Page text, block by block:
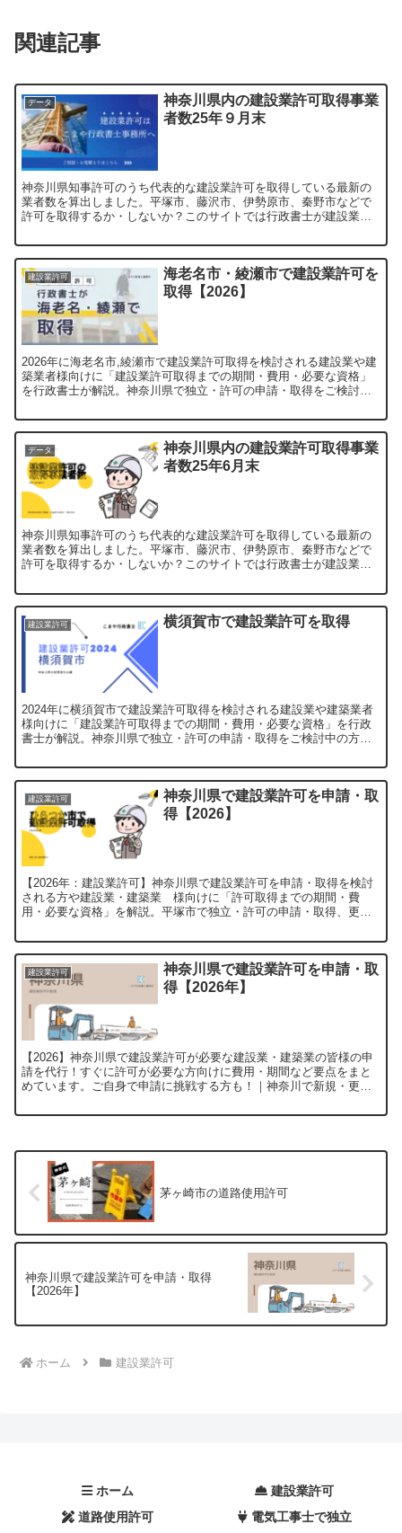
関連記事
データ
神奈川県内の建設業許可取得事業
者数25年９月末
神奈川県知事許可のうち代表的な建設業許可を取得している最新の
業者数を算出しました。平塚市、藤沢市、伊勢原市、秦野市などで
許可を取得するか・しないか？このサイトでは行政書士が建設業・
建設業許可
海老名市・綾瀬市で建設業許可を
取得【2026】
2026年に海老名市,綾瀬市で建設業許可取得を検討される建設業や建
築業者様向けに「建設業許可取得までの期間・費用・必要な資格」
を行政書士が解説。神奈川県で独立・許可の申請・取得をご検討中
データ
神奈川県内の建設業許可取得事業
者数25年6月末
神奈川県知事許可のうち代表的な建設業許可を取得している最新の
業者数を算出しました。平塚市、藤沢市、伊勢原市、秦野市などで
許可を取得するか・しないか？このサイトでは行政書士が建設業・
建設業許可 横須賀市で建設業許可を取得
2024年に横須賀市で建設業許可取得を検討される建設業や建築業者
様向けに「建設業許可取得までの期間・費用・必要な資格」を行政
書士が解説。神奈川県で独立・許可の申請・取得をご検討中の方は
建設業許可
神奈川県で建設業許可を申請・取
得【2026】
【2026年：建設業許可】神奈川県で建設業許可を申請・取得を検討
される方や建設業・建築業 様向けに「許可取得までの期間・費
用・必要な資格」を解説。平塚市で独立・許可の申請・取得、更
建設業許可
神奈川県で建設業許可を申請・取
得【2026年】
【2026】神奈川県で建設業許可が必要な建設業・建築業の皆様の申
請を代行！すぐに許可が必要な方向けに費用・期間など要点をまと
めています。ご自身で申請に挑戦する方も！｜神奈川で新規・更
茅ヶ崎市の道路使用許可
神奈川県で建設業許可を申請・取得
【2026年】
ホーム 建設業許可
ホーム 建設業許可
道路使用許可 電気工事士で独立